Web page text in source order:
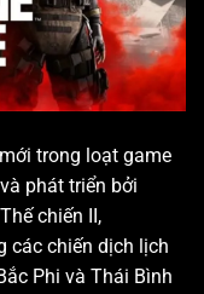
trong loạt game
phát triển bởi
chiến II,
các chiến dịch lịch
Phi và Thái Bình